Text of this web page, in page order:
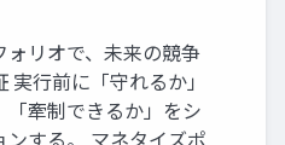
ォリオで、未来の競争
実行前に「守れるか」
「牽制できるか」をシ
ンする。 マネタイズポ